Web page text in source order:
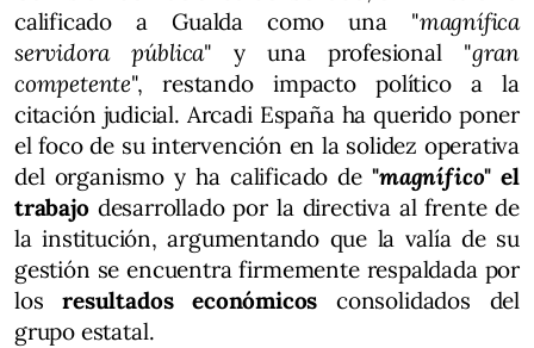
calificado a Gualda como una "magnífica
servidora pública" y una profesional "gran
competente", restando impacto político a la
citación judicial. Arcadi España ha querido poner
el foco de su intervención en la solidez operativa
del organismo y ha calificado de "magnífico" el
trabajodesarrollado por la directiva al frente de
la institución, argumentando que la valía de su
gestión se encuentra firmemente respaldada por
los resultados económicos consolidados del
grupo estatal.